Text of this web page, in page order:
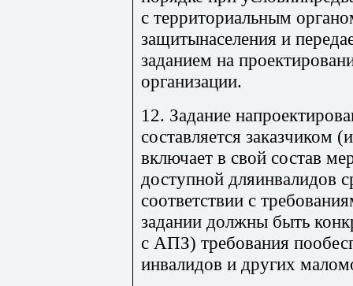
с территориальным
защитынаселения и
заданием на
организации.
12. Задание
составляется заказчиком
включает в свой состав
доступной дляинвалидов
соответствии с
задании должны быть
с АПЗ) требования
инвалидов и других